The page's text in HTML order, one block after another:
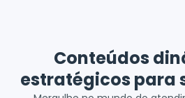
Conteúdos
estratégicos para